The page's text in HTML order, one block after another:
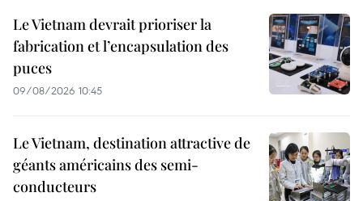
Le Vietnam devrait prioriser la
fabrication et l’encapsulation des
puces
09/08/2026 10:45
Le Vietnam, destination attractive de
géants américains des semi-
conducteurs